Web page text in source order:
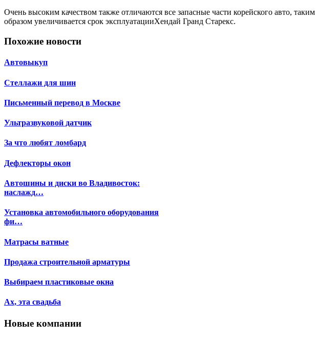
Очень высоким качеством также отличаются все запасные части корейского авто, таким
образом увеличивается срок эксплуатацииХендай Гранд Старекс.
Похожие новости
Автовыкуп
Стеллажи для шин
Письменный перевод в Москве
Ультразвуковой датчик
За что любят ломбард
Дефлекторы окон
Автошины и диски во Владивосток:
наслажд…
Установка автомобильного оборудования
фи…
Матрасы ватные
Продажа строительной арматуры
Выбираем пластиковые окна
Ах, эта свадьба
Новые компании